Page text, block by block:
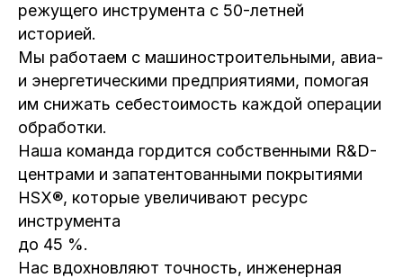
режущего инструмента с 50-летней
историей.
Мы работаем с машиностроительными, авиа-
и энергетическими предприятиями, помогая
им снижать себестоимость каждой операции
обработки.
Наша команда гордится собственными R&D-
центрами и запатентованными покрытиями
HSX®, которые увеличивают ресурс
инструмента
до 45 %.
Нас вдохновляют точность, инженерная